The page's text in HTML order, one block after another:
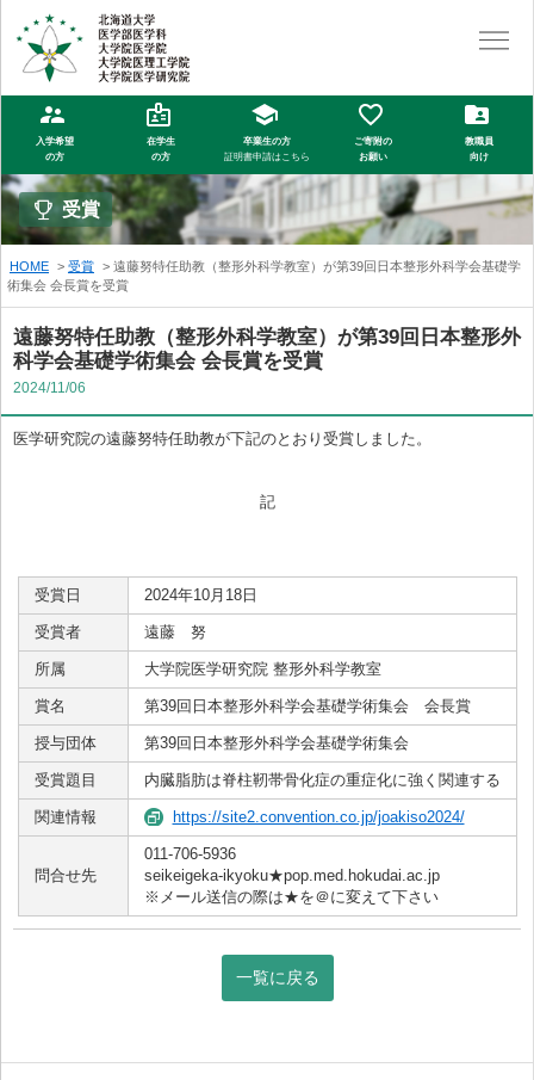
入学希望
の方
在学生
の方
卒業生の方
証明書申請はこちら
ご寄附の
お願い
教職員
向け
受賞
HOME 受賞
遠藤努特任助教（整形外科学教室）が第39回日本整形外科学会基礎学
術集会 会長賞を受賞
遠藤努特任助教（整形外科学教室）が第39回日本整形外
科学会基礎学術集会 会長賞を受賞
2024/11/06
医学研究院の遠藤努特任助教が下記のとおり受賞しました。
記
受賞日 2024年10月18日
受賞者 遠藤 努
所属 大学院医学研究院 整形外科学教室
賞名 第39回日本整形外科学会基礎学術集会 会長賞
授与団体 第39回日本整形外科学会基礎学術集会
受賞題目 内臓脂肪は脊柱靭帯骨化症の重症化に強く関連する
関連情報 https://site2.convention.co.jp/joakiso2024/
問合せ先
011-706-5936
seikeigeka-ikyoku★pop.med.hokudai.ac.jp
※メール送信の際は★を＠に変えて下さい
一覧に戻る